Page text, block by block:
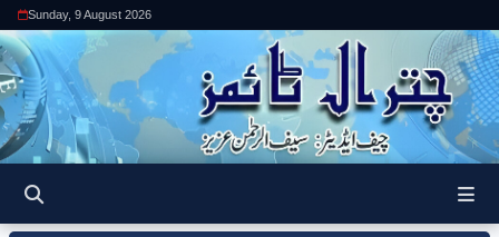
Sunday, 9 August 2026